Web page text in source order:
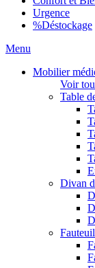
Urgence
%Déstockage
Menu
Mobilier
Voir
Table
Divan